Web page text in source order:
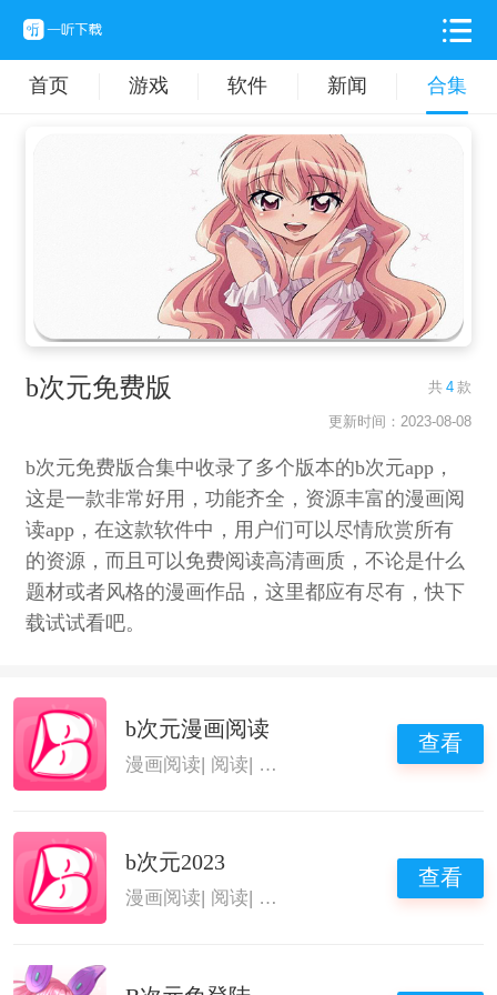
首页 游戏 软件 新闻 合集
b次元免费版 共 4 款
更新时间：2023-08-08
b次元免费版合集中收录了多个版本的b次元app，
这是一款非常好用，功能齐全，资源丰富的漫画阅
读app，在这款软件中，用户们可以尽情欣赏所有
的资源，而且可以免费阅读高清画质，不论是什么
题材或者风格的漫画作品，这里都应有尽有，快下
载试试看吧。
b次元漫画阅读
漫画阅读| 阅读| b次元免费版 b次元漫画app
查看
b次元2023
漫画阅读 阅读 b次元免费版 b次元漫画app
查看